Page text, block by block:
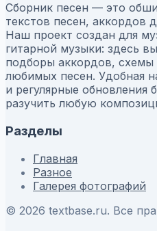
Сборник песен — это
текстов песен, аккордов
Наш проект создан для
гитарной музыки: здесь
подборы аккордов, схемы
любимых песен. Удобная
и регулярные обновления
разучить любую
Разделы
Главная
Разное
Галерея фотографий
© 2026 textbase.ru. Все